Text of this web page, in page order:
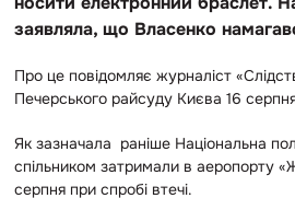
заявляла, що Власенко
Про це повідомляє журналіст
Печерського райсуду Києва 16
Як зазначала раніше Національна
спільником затримали в аеропорту
серпня при спробі втечі.